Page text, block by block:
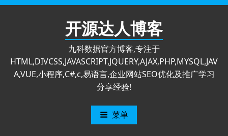
跳
开源达人博客
九科数据官方博客,专注于
HTML,DIVCSS,JAVASCRIPT,JQUERY,AJAX,PHP,MYSQL,JAV
A,VUE,小程序,C#,c,易语言,企业网站SEO优化及推广学习
分享经验!
菜单